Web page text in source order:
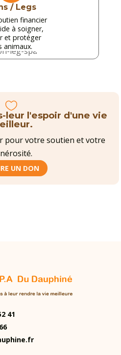
/ Legs
financier
à soigner,
et protéger
animaux.

leur l'espoir d'une vie
pour votre soutien et votre
UN DON
41